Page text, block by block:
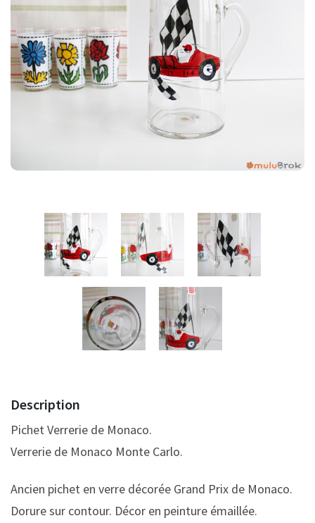
Description
Pichet Verrerie de Monaco.
Verrerie de Monaco Monte Carlo.
Ancien pichet en verre décorée Grand Prix de Monaco.
Dorure sur contour. Décor en peinture émaillée.